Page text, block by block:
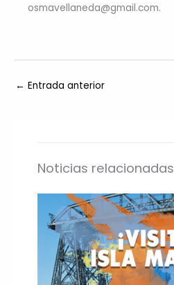
osmavellaneda@gmail.com.
← Entrada anterior
Noticias relacionadas